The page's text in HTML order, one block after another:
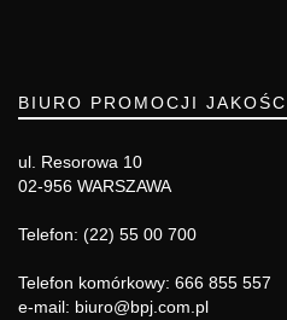
BIURO PROMOCJI
ul. Resorowa 10
02-956 WARSZAWA
Telefon: (22) 55 00 700
Telefon komórkowy: 666 855 557
e-mail: biuro@bpj.com.pl